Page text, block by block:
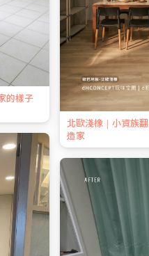
的樣子
北歐淺橡｜小資族
造家